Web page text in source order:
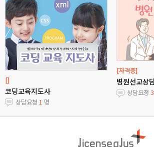
[]
코딩교육지도사
상담요청 1 명
[자격증]
병원선교상
상담요청 3